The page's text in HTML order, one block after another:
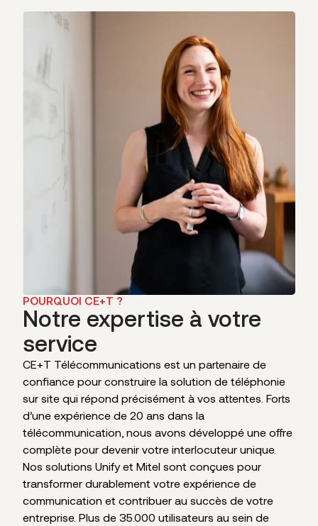
POURQUOI CE+T ?
Notre expertise à votre
service
CE+T Télécommunications est un partenaire de
confiance pour construire la solution de téléphonie
sur site qui répond précisément à vos attentes. Forts
d’une expérience de 20 ans dans la
télécommunication, nous avons développé une offre
complète pour devenir votre interlocuteur unique.
Nos solutions Unify et Mitel sont conçues pour
transformer durablement votre expérience de
communication et contribuer au succès de votre
entreprise. Plus de 35.000 utilisateurs au sein de